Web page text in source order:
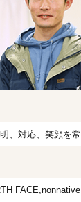
、対応、笑顔を